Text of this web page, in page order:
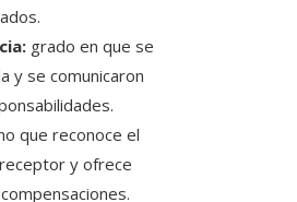
grado en que se
y se comunicaron
que reconoce el
y ofrece